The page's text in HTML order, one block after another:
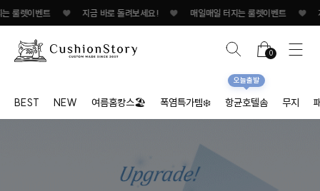
벤트 ♥ 지금 바로 돌려보세요! ♥ 매일매일 터지는 룰렛이벤트 ♥ 지금
0
BEST NEW 여름홈캉스🏖 폭염특가템❄️ 항균호텔솜
오늘출발
무지